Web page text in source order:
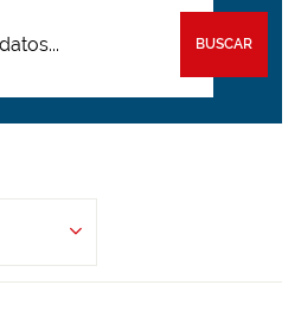
BUSCAR